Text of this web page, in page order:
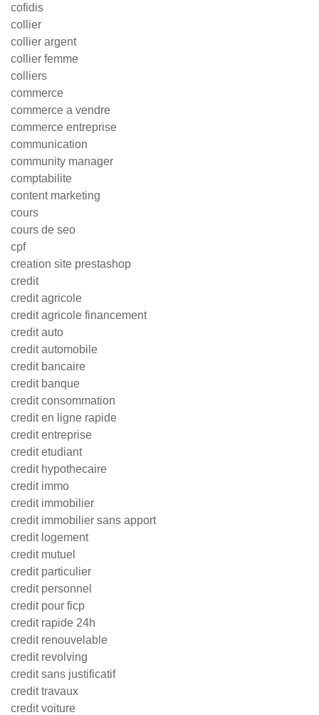
cofidis
collier
collier argent
collier femme
colliers
commerce
commerce a vendre
commerce entreprise
communication
community manager
comptabilite
content marketing
cours
cours de seo
cpf
creation site prestashop
credit
credit agricole
credit agricole financement
credit auto
credit automobile
credit bancaire
credit banque
credit consommation
credit en ligne rapide
credit entreprise
credit etudiant
credit hypothecaire
credit immo
credit immobilier
credit immobilier sans apport
credit logement
credit mutuel
credit particulier
credit personnel
credit pour ficp
credit rapide 24h
credit renouvelable
credit revolving
credit sans justificatif
credit travaux
credit voiture